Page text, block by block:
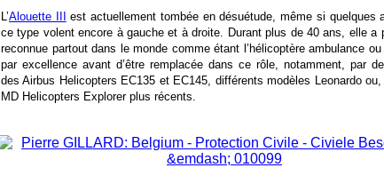
L’Alouette III est actuellement tombée en désuétude, même si quelques
ce type volent encore à gauche et à droite. Durant plus de 40 ans, elle a
reconnue partout dans le monde comme étant l’hélicoptère ambulance
par excellence avant d’être remplacée dans ce rôle, notamment, par
des Airbus Helicopters EC135 et EC145, différents modèles Leonardo
MD Helicopters Explorer plus récents.